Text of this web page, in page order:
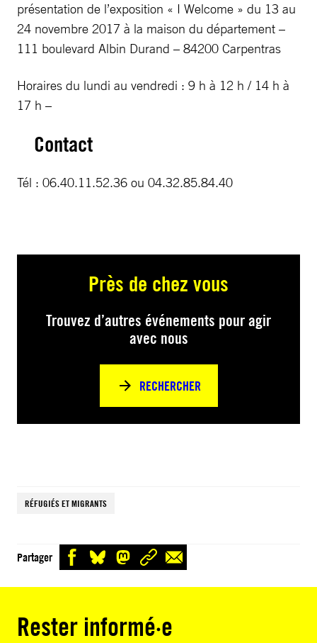
présentation de l’exposition « I Welcome » du 13 au
24 novembre 2017 à la maison du département –
111 boulevard Albin Durand – 84200 Carpentras
Horaires du lundi au vendredi : 9 h à 12 h / 14 h à
17 h –
Contact
Tél : 06.40.11.52.36 ou 04.32.85.84.40
Près de chez vous
Trouvez d’autres événements pour agir
avec nous
RECHERCHER
RÉFUGIÉS ET MIGRANTS
Partager
Rester informé·e